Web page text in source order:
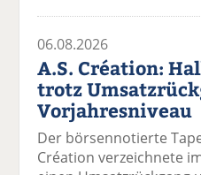
06.08.2026
A.S. Création:
trotz
Vorjahresniveau
Der börsennotierte
Création verzeichnete